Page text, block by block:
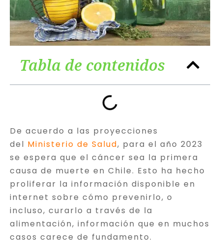
Tabla de contenidos
De acuerdo a las proyecciones
del Ministerio de Salud, para el año 2023
se espera que el cáncer sea la primera
causa de muerte en Chile. Esto ha hecho
proliferar la información disponible en
internet sobre cómo prevenirlo, o
incluso, curarlo a través de la
alimentación, información que en muchos
casos carece de fundamento.